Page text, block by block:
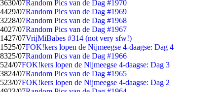
3630/07Random Pics van de Dag #1970
4429/07Random Pics van de Dag #1969
3228/07Random Pics van de Dag #1968
4027/07Random Pics van de Dag #1967
1427/07VrijMiBabes #314 (not very sfw!)
1525/07FOK!kers lopen de Nijmeegse 4-daagse: Dag 4
8325/07Random Pics van de Dag #1966
524/07FOK!kers lopen de Nijmeegse 4-daagse: Dag 3
3824/07Random Pics van de Dag #1965
523/07FOK!kers lopen de Nijmeegse 4-daagse: Dag 2